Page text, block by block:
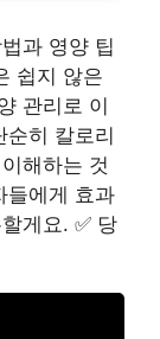
과 영양 팁
쉽지 않은
관리로 이
순히 칼로리
해하는 것
들에게 효과
게요. ✅ 당